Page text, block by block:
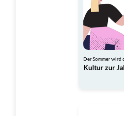
Der Sommer
Kultur zur